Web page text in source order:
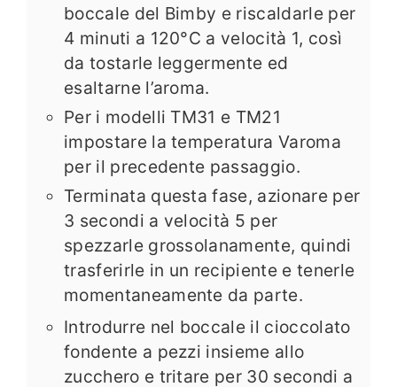
boccale del Bimby e riscaldarle per
4 minuti a 120°C a velocità 1, così
da tostarle leggermente ed
esaltarne l’aroma.
Per i modelli TM31 e TM21
impostare la temperatura Varoma
per il precedente passaggio.
Terminata questa fase, azionare per
3 secondi a velocità 5 per
spezzarle grossolanamente, quindi
trasferirle in un recipiente e tenerle
momentaneamente da parte.
Introdurre nel boccale il cioccolato
fondente a pezzi insieme allo
zucchero e tritare per 30 secondi a